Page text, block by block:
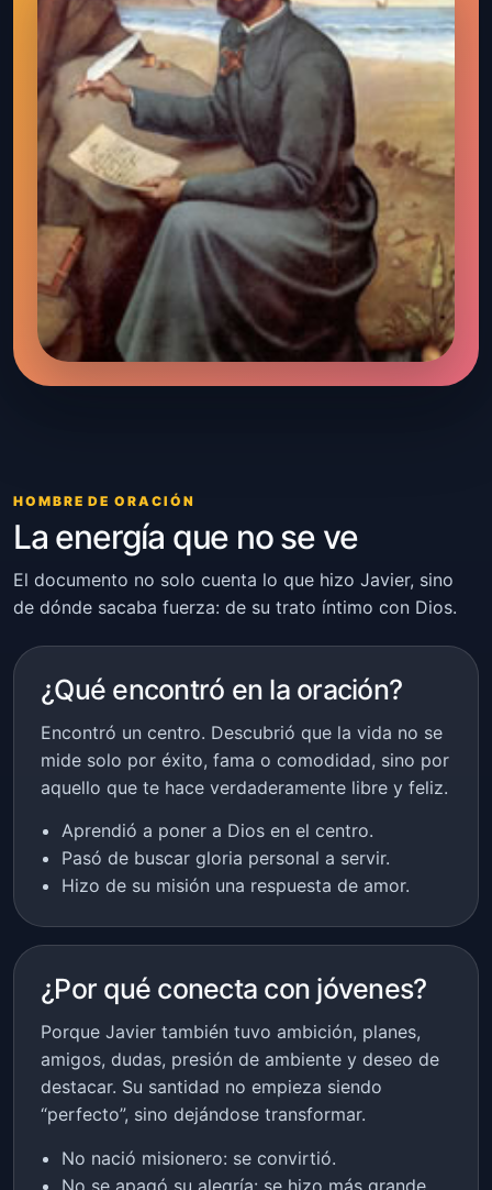
HOMBRE DE ORACIÓN
La energía que no se ve
El documento no solo cuenta lo que hizo Javier, sino
de dónde sacaba fuerza: de su trato íntimo con Dios.
¿Qué encontró en la oración?
Encontró un centro. Descubrió que la vida no se
mide solo por éxito, fama o comodidad, sino por
aquello que te hace verdaderamente libre y feliz.
Aprendió a poner a Dios en el centro.
Pasó de buscar gloria personal a servir.
Hizo de su misión una respuesta de amor.
¿Por qué conecta con jóvenes?
Porque Javier también tuvo ambición, planes,
amigos, dudas, presión de ambiente y deseo de
destacar. Su santidad no empieza siendo
“perfecto”, sino dejándose transformar.
No nació misionero: se convirtió.
No se apagó su alegría: se hizo más grande.